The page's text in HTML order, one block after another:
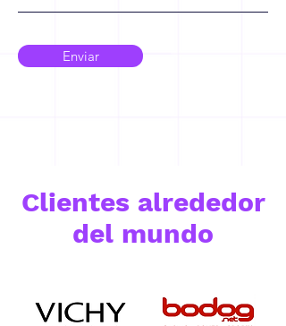
Enviar
Clientes alrededor
del mundo